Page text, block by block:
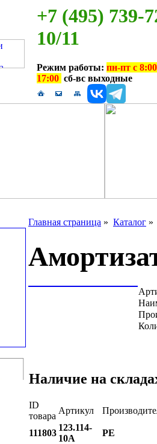
+7 (495) 739-
10/11
Режим работы: пн-пт с
17:00 сб-вс выходные
Главная страница » Каталог
Наличие на
ID
товара
Артикул
111803
123.114-
10A
PE